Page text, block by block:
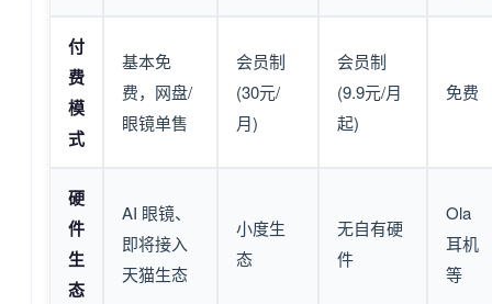
付
费
模
式
基本免
费，网盘/
眼镜单售
会员制
(30元/
月)
会员制
(9.9元/月
起)
免费
硬
件
生
态
AI 眼镜、
即将接入
天猫生态
小度生
态
无自有硬
件
Ola
耳机
等